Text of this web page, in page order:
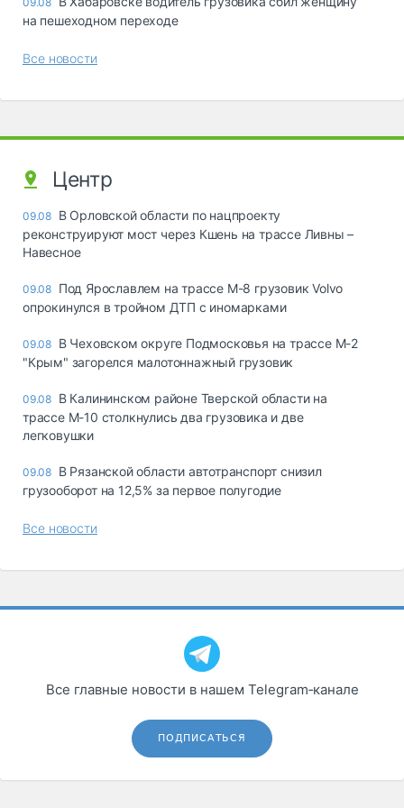
на пешеходном переходе
Все новости
Центр
09.08 В Орловской области по нацпроекту
реконструируют мост через Кшень на трассе Ливны –
Навесное
09.08 Под Ярославлем на трассе М-8 грузовик Volvo
опрокинулся в тройном ДТП с иномарками
09.08 В Чеховском округе Подмосковья на трассе М-2
"Крым" загорелся малотоннажный грузовик
09.08 В Калининском районе Тверской области на
трассе М-10 столкнулись два грузовика и две
легковушки
09.08 В Рязанской области автотранспорт снизил
грузооборот на 12,5% за первое полугодие
Все новости
Все главные новости в нашем Telegram‑канале
ПОДПИСАТЬСЯ